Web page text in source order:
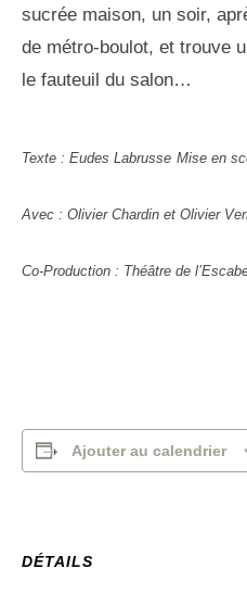
sucrée maison, un soir,
de métro-boulot, et trouve
le fauteuil du salon…
Texte : Eudes Labrusse Mise en
Avec : Olivier Chardin et Olivier
Co-Production : Théâtre de
Ajouter au calendrier
DÉTAILS